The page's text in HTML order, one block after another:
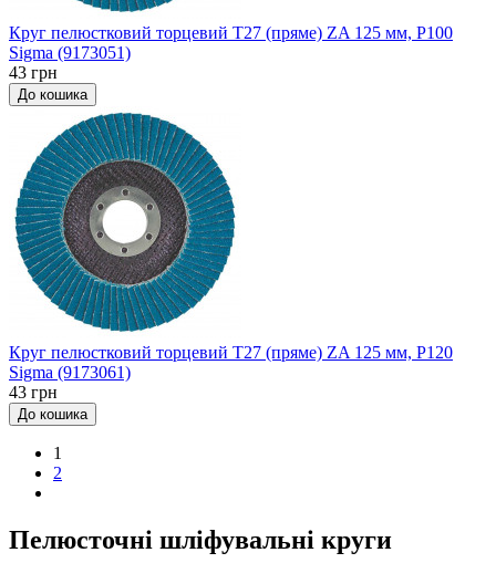
Круг пелюстковий торцевий Т27 (пряме) ZA 125 мм, P100
Sigma (9173051)
43 грн
До кошика
Круг пелюстковий торцевий Т27 (пряме) ZA 125 мм, P120
Sigma (9173061)
43 грн
До кошика
1
2
Пелюсточні шліфувальні круги